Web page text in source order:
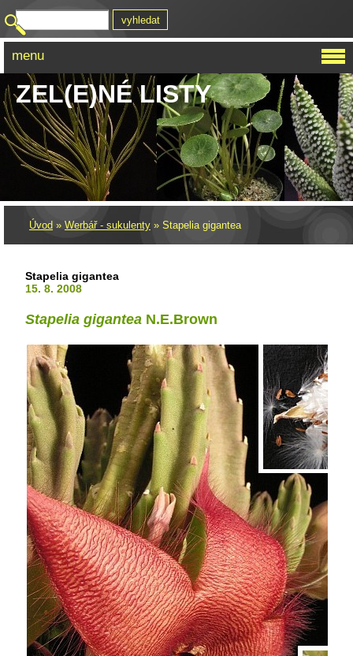
ZEL(E)NÉ LISTY
Úvod » Werbář - sukulenty » Stapelia gigantea
Stapelia gigantea
15. 8. 2008
Stapelia gigantea N.E.Brown
menu